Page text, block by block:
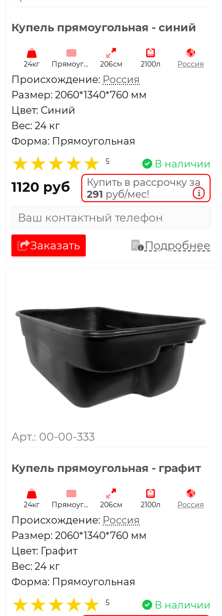
Купель прямоугольная - синий
24кг Прямоугольная 206см 2100л Россия
Проиcхождение: Россия
Размер: 2060*1340*760 мм
Цвет: Синий
Вес: 24 кг
Форма: Прямоугольная
5 В наличии
1120 руб
Купить в рассрочку за
291 руб/мес!
Заказать Подробнее
Арт.: 00-00-333
Купель прямоугольная - графит
24кг Прямоугольная 206см 2100л Россия
Проиcхождение: Россия
Размер: 2060*1340*760 мм
Цвет: Графит
Вес: 24 кг
Форма: Прямоугольная
5 В наличии